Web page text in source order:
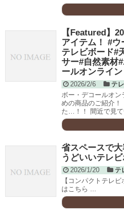
【Featured】
アイテム！ #ウ
テレビボード#
サー#自然素材
ールオンライン
2026/2/6
テ
ボー・デコールオン
めの商品のご紹介！
た…！！ 間近で見
省スペースで
うどいいテレ
2026/1/20
テ
【コンパクトテレ
はこちら ...